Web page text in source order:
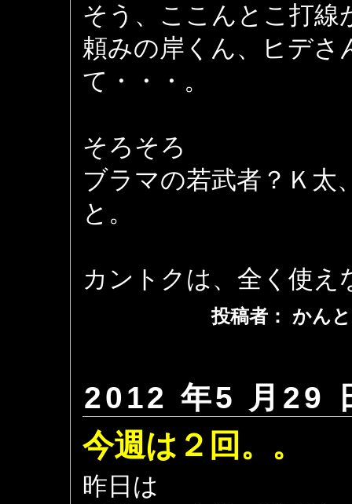
そう、ここんとこ打線
頼みの岸くん、ヒデさ
て・・・。
そろそろ
ブラマの若武者？Ｋ太
と。
カントクは、全く使え
投稿者： かん
2012 年5 月29
今週は２回。。
昨日は